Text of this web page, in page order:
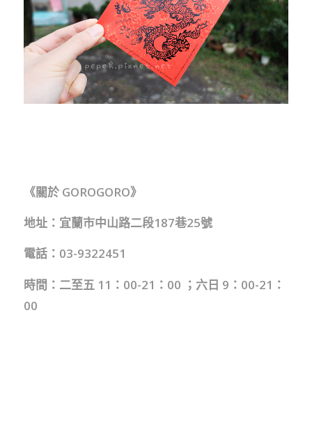
《關於 GOROGORO》
地址：宜蘭市中山路二段187巷25號
電話：03-9322451
時間：二至五 11：00-21：00 ；六日 9：00-21：
00